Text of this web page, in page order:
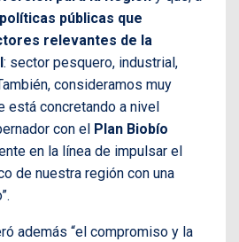
políticas públicas que
relevantes de la
: sector pesquero, industrial,
consideramos muy
está concretando a nivel
con el Plan Biobío
en la línea de impulsar el
de nuestra región con una
además “el compromiso y la